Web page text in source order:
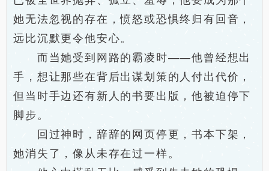
她无法忽视的存在，愤怒或恐惧终归有回音，
远比沉默更令他安心。
而当她受到网路的霸凌时——他曾经想出
手，想让那些在背后出谋划策的人付出代价，
但当时手边还有新人的书要出版，他被迫停下
脚步。
回过神时，辞辞的网页停更，书本下架，
她消失了，像从未存在过一样。